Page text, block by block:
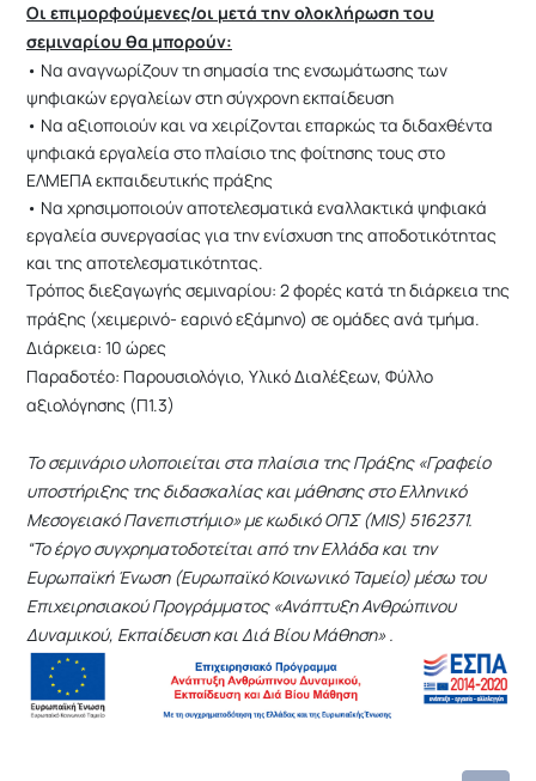
Οι επιμορφούμενες/οι μετά την ολοκλήρωση του
σεμιναρίου θα μπορούν:
• Να αναγνωρίζουν τη σημασία της ενσωμάτωσης των
ψηφιακών εργαλείων στη σύγχρονη εκπαίδευση
• Να αξιοποιούν και να χειρίζονται επαρκώς τα διδαχθέντα
ψηφιακά εργαλεία στο πλαίσιο της φοίτησης τους στο
ΕΛΜΕΠΑ εκπαιδευτικής πράξης
• Να χρησιμοποιούν αποτελεσματικά εναλλακτικά ψηφιακά
εργαλεία συνεργασίας για την ενίσχυση της αποδοτικότητας
και της αποτελεσματικότητας.
Tρόπος διεξαγωγής σεμιναρίου: 2 φορές κατά τη διάρκεια της
πράξης (χειμερινό- εαρινό εξάμηνο) σε ομάδες ανά τμήμα.
Διάρκεια: 10 ώρες
Παραδοτέο: Παρουσιολόγιο, Υλικό Διαλέξεων, Φύλλο
αξιολόγησης (Π1.3)
Το σεμινάριο υλοποιείται στα πλαίσια της Πράξης «Γραφείο
υποστήριξης της διδασκαλίας και μάθησης στο Ελληνικό
Μεσογειακό Πανεπιστήμιο» με κωδικό ΟΠΣ (MIS) 5162371.
“Το έργο συγχρηματοδοτείται από την Ελλάδα και την
Ευρωπαϊκή Ένωση (Ευρωπαϊκό Κοινωνικό Ταμείο) μέσω του
Επιχειρησιακού Προγράμματος «Ανάπτυξη Ανθρώπινου
Δυναμικού, Εκπαίδευση και Διά Βίου Μάθηση» .